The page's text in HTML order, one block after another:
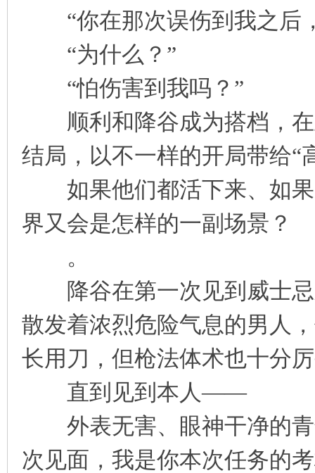
“你在那次误伤到我之后
“为什么？”
“怕伤害到我吗？”
顺利和降谷成为搭档，在
结局，以不一样的开局带给“
如果他们都活下来、如果
界又会是怎样的一副场景？
。
降谷在第一次见到威士忌
散发着浓烈危险气息的男人
长用刀，但枪法体术也十分
直到见到本人——
外表无害、眼神干净的青
次见面，我是你本次任务的